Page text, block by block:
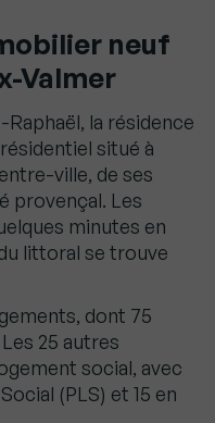
neuf
Valmer
la résidence
situé à
ville, de ses
provençal. Les
minutes en
littoral se trouve
dont 75
25 autres
social, avec
(PLS) et 15 en